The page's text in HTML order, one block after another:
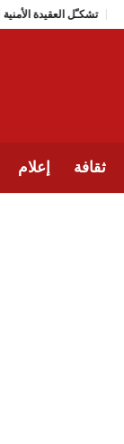
تشكـّل
ثقافة إعلام